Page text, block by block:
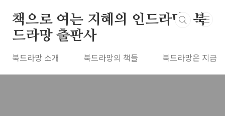
책으로 여는 지혜의 인드라망, 북
드라망 출판사
북드라망 소개 북드라망의 책들 북드라망은 지금